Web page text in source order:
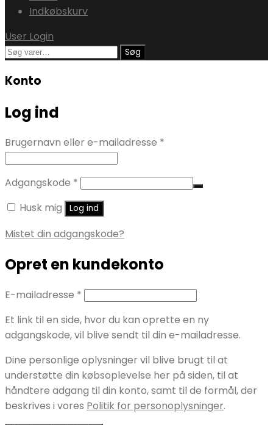
Indkøbskurv
User Login
Søg
Søg
Konto
Log ind
Brugernavn eller e-mailadresse *
Adgangskode * Påkrævet
Husk mig
Log ind
Mistet din adgangskode?
Opret en kundekonto
E-mailadresse * Påkrævet
Et link til en side, hvor du kan oprette en ny
adgangskode, vil blive sendt til din e-mailadresse.
Dine personlige oplysninger vil blive brugt til at
understøtte din købsoplevelse her på siden, til at
håndtere adgang til din konto, samt til de formål, der
beskrives i vores Politik for personoplysninger.